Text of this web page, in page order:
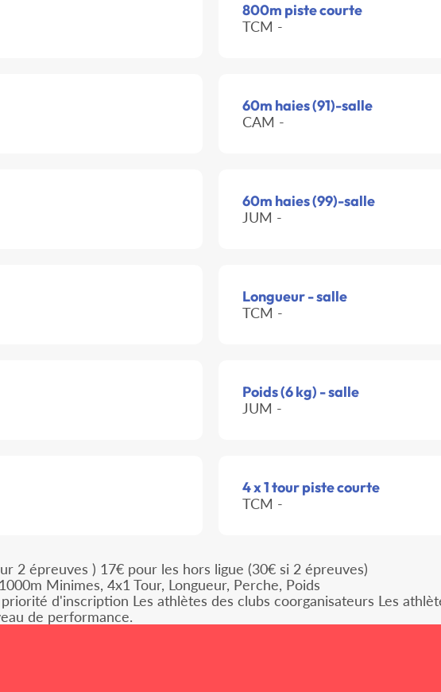
800m piste courte
TCM -
60m haies (91)-salle
CAM -
60m haies (99)-salle
JUM -
Longueur - salle
TCM -
Poids (6 kg) - salle
JUM -
4 x 1 tour piste courte
TCM -
2 épreuves ) 17€ pour les hors ligue (30€ si 2 épreuves)
Minimes, 4x1 Tour, Longueur, Perche, Poids
d'inscription Les athlètes des clubs coorganisateurs Les
de performance.